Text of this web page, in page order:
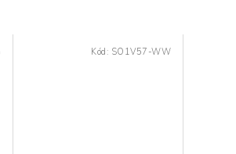
Kód: SO1V57-WW